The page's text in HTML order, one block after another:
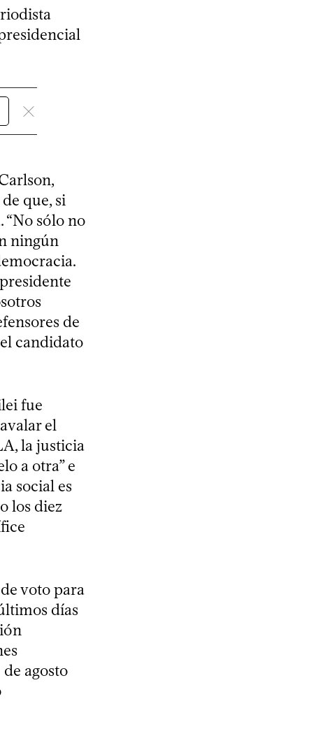
que, si
“No sólo no
ningún
de
candidato
fue
el
la justicia
a otra” e
social es
los diez
voto para
días
agosto